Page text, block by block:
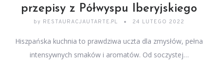
przepisy z Półwyspu Iberyjskiego
by RESTAURACJAUTARTE.PL 24 LUTEGO 2022
Hiszpańska kuchnia to prawdziwa uczta dla zmysłów, pełna
intensywnych smaków i aromatów. Od soczystej…